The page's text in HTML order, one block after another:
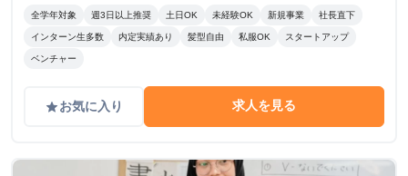
全学年対象 週3日以上推奨 土日OK 未経験OK 新規事業 社長直下
インターン生多数 内定実績あり 髪型自由 私服OK スタートアップ
ベンチャー
gradeお気に入り 求人を見る